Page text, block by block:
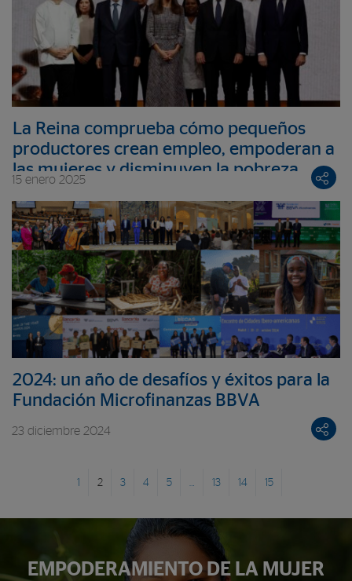
La Reina comprueba cómo pequeños
productores crean empleo, empoderan a
las mujeres y disminuyen la pobreza
15 enero 2025
2024: un año de desafíos y éxitos para la
Fundación Microfinanzas BBVA
23 diciembre 2024
1 2 3 4 5 13 14 15
EMPODERAMIENTO DE LA MUJER